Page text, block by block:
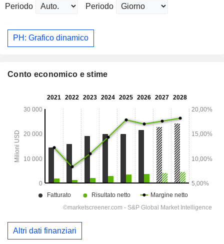
Periodo Periodo
PH: Grafico dinamico
Conto economico e stime
Altri dati finanziari